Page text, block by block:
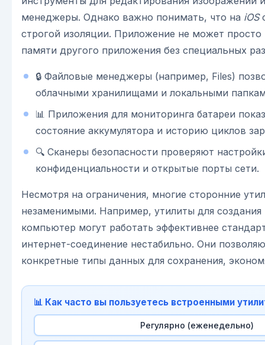
менеджеры. Однако важно понимать, что на iOS
строгой изоляции. Приложение не может просто
памяти другого приложения без специальных
🔒 Файловые менеджеры (например, Files)
облачными хранилищами и локальными
📊 Приложения для мониторинга батареи
состояние аккумулятора и историю циклов
🔍 Сканеры безопасности проверяют
конфиденциальности и открытые порты сети.
Несмотря на ограничения, многие сторонние
незаменимыми. Например, утилиты для создания
компьютер могут работать эффективнее
интернет-соединение нестабильно. Они
конкретные типы данных для сохранения,
📊 Как часто вы пользуетесь встроенными
Регулярно (еженедельно)